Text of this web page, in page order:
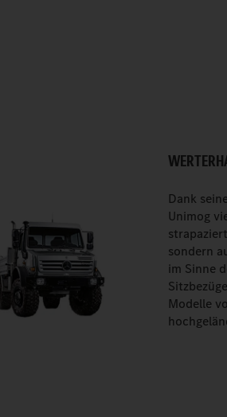
Dank
Unimog
sondern
im Sinne
Modelle